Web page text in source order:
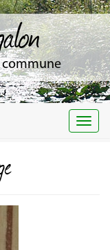
commune